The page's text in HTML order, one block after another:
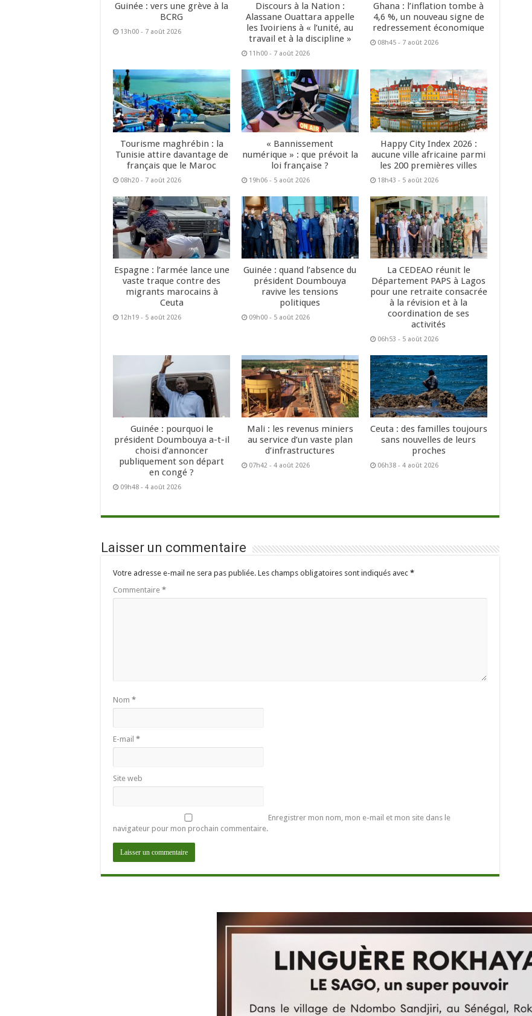
Guinée : vers une grève à la
BCRG
13h00 - 7 août 2026
Discours à la Nation :
Alassane Ouattara appelle
les Ivoiriens à « l’unité, au
travail et à la discipline »
11h00 - 7 août 2026
Ghana : l’inflation tombe à
4,6 %, un nouveau signe de
redressement économique
08h45 - 7 août 2026
Tourisme maghrébin : la
Tunisie attire davantage de
français que le Maroc
08h20 - 7 août 2026
« Bannissement
numérique » : que prévoit la
loi française ?
19h06 - 5 août 2026
Happy City Index 2026 :
aucune ville africaine parmi
les 200 premières villes
18h43 - 5 août 2026
Espagne : l’armée lance une
vaste traque contre des
migrants marocains à
Ceuta
12h19 - 5 août 2026
Guinée : quand l’absence du
président Doumbouya
ravive les tensions
politiques
09h00 - 5 août 2026
La CEDEAO réunit le
Département PAPS à Lagos
pour une retraite consacrée
à la révision et à la
coordination de ses
activités
06h53 - 5 août 2026
Guinée : pourquoi le
président Doumbouya a-t-il
choisi d’annoncer
publiquement son départ
en congé ?
09h48 - 4 août 2026
Mali : les revenus miniers
au service d’un vaste plan
d’infrastructures
07h42 - 4 août 2026
Ceuta : des familles toujours
sans nouvelles de leurs
proches
06h38 - 4 août 2026
Laisser un commentaire
Votre adresse e-mail ne sera pas publiée. Les champs obligatoires sont indiqués avec *
Commentaire *
Nom *
E-mail *
Site web
Enregistrer mon nom, mon e-mail et mon site dans le
navigateur pour mon prochain commentaire.